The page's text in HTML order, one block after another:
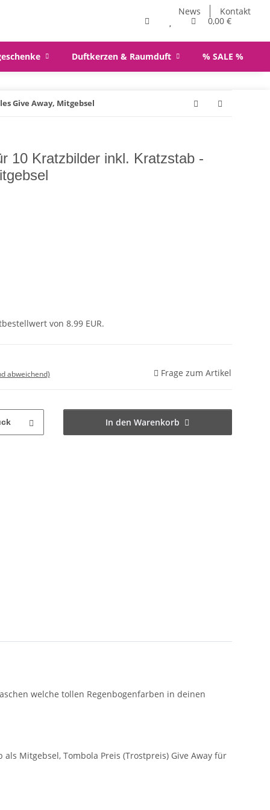
News
Kontakt
0,00 €
Duftkerzen & Raumduft % SALE %
Give Away, Mitgebsel
10 Kratzbilder inkl. Kratzstab -
von 8.99 EUR.
abweichend) Frage zum Artikel
In den Warenkorb
welche tollen Regenbogenfarben in deinen
Mitgebsel, Tombola Preis (Trostpreis) Give Away für